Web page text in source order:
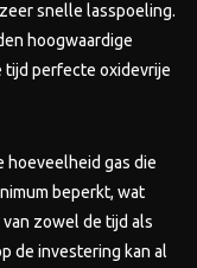
snelle lasspoeling.
hoogwaardige
tijd perfecte oxidevrije
hoeveelheid gas die
beperkt, wat
zowel de tijd als
de investering kan al